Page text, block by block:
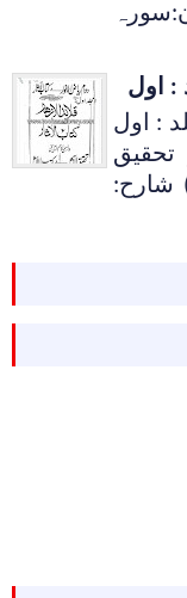
: اول
: اول
تحقیق
شارح: